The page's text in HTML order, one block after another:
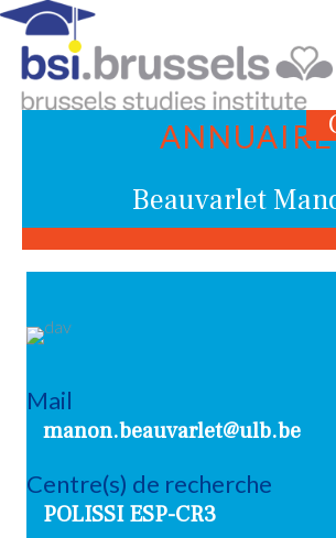
ANNUAIRE
Beauvarlet
Mail
manon.beauvarlet@ulb.be
Centre(s) de recherche
POLISSI ESP-CR3